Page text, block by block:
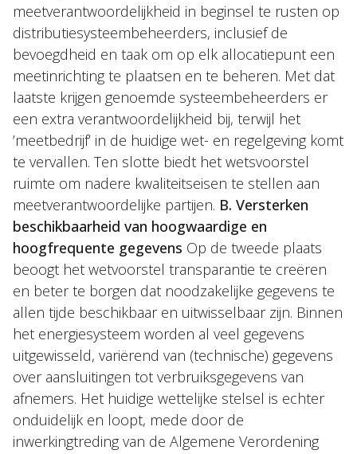
meetverantwoordelijkheid in beginsel te rusten op
distributiesysteembeheerders, inclusief de
bevoegdheid en taak om op elk allocatiepunt een
meetinrichting te plaatsen en te beheren. Met dat
laatste krijgen genoemde systeembeheerders er
een extra verantwoordelijkheid bij, terwijl het
’meetbedrijf’ in de huidige wet- en regelgeving komt
te vervallen. Ten slotte biedt het wetsvoorstel
ruimte om nadere kwaliteitseisen te stellen aan
meetverantwoordelijke partijen. B. Versterken
beschikbaarheid van hoogwaardige en
hoogfrequente gegevens Op de tweede plaats
beoogt het wetvoorstel transparantie te creëren
en beter te borgen dat noodzakelijke gegevens te
allen tijde beschikbaar en uitwisselbaar zijn. Binnen
het energiesysteem worden al veel gegevens
uitgewisseld, variërend van (technische) gegevens
over aansluitingen tot verbruiksgegevens van
afnemers. Het huidige wettelijke stelsel is echter
onduidelijk en loopt, mede door de
inwerkingtreding van de Algemene Verordening